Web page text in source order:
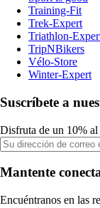
Training-Fit
Trek-Expert
Triathlon-
TripNBikers
Vélo-Store
Winter-Expert
Suscríbete a
Disfruta de un 10%
Mantente
Encuéntranos en las